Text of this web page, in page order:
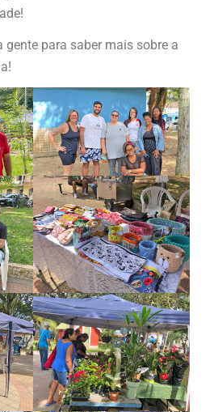
para saber mais sobre a